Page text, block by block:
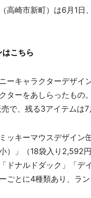
崎市新町）は6月1日
はこちら
キャラクターデザイ
ターをあしらったもの
で、残る3アイテムは7
キーマウスデザイン
」（18袋入り2,592
ドナルドダック」「デ
ごとに4種類あり、ラン